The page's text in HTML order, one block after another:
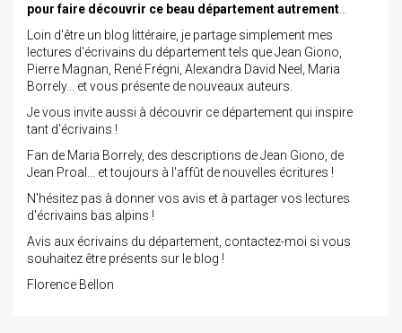
pour faire découvrir ce beau département autrement
Loin d'être un blog littéraire, je partage simplement mes
lectures d'écrivains du département tels que Jean Giono,
Pierre Magnan, René Frégni, Alexandra David Neel, Maria
Borrely... et vous présente de nouveaux auteurs.
Je vous invite aussi à découvrir ce département qui inspire
tant d'écrivains !
Fan de Maria Borrely, des descriptions de Jean Giono, de
Jean Proal... et toujours à l'affût de nouvelles écritures !
N'hésitez pas à donner vos avis et à partager vos lectures
d'écrivains bas alpins !
Avis aux écrivains du département, contactez-moi si vous
souhaitez être présents sur le blog !
Florence Bellon